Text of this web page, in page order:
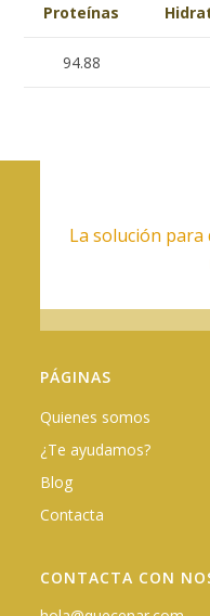
Proteínas
94.88
La solución para
PÁGINAS
Quienes somos
¿Te ayudamos?
Blog
Contacta
CONTACTA CON